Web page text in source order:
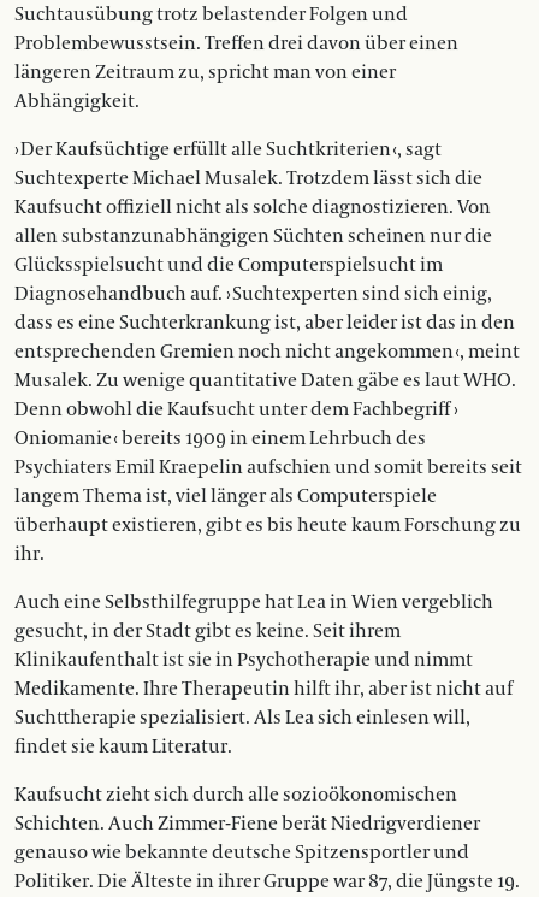
Suchtausübung trotz belastender Folgen und
Problembewusstsein. Treffen drei davon über einen
längeren Zeitraum zu, spricht man von einer
Abhängigkeit.
› Der Kaufsüchtige erfüllt alle Suchtkriterien ‹, sagt
Suchtexperte Michael Musalek. Trotzdem lässt sich die
Kaufsucht offiziell nicht als solche diagnostizieren. Von
allen substanzunabhängigen Süchten scheinen nur die
Glücksspielsucht und die Computerspielsucht im
Diagnosehandbuch auf. › Suchtexperten sind sich einig,
dass es eine Suchterkrankung ist, aber leider ist das in den
entsprechenden Gremien noch nicht angekommen ‹, meint
Musalek. Zu wenige quantitative Daten gäbe es laut WHO.
Denn obwohl die Kaufsucht unter dem Fachbegriff ›
Oniomanie ‹ bereits 1909 in einem Lehrbuch des
Psychiaters Emil Kraepelin aufschien und somit bereits seit
langem Thema ist, viel länger als Computerspiele
überhaupt existieren, gibt es bis heute kaum Forschung zu
ihr.
Auch eine Selbsthilfegruppe hat Lea in Wien vergeblich
gesucht, in der Stadt gibt es keine. Seit ihrem
Klinikaufenthalt ist sie in Psychotherapie und nimmt
Medikamente. Ihre Therapeutin hilft ihr, aber ist nicht auf
Suchttherapie spezialisiert. Als Lea sich einlesen will,
findet sie kaum Literatur.
Kaufsucht zieht sich durch alle sozioökonomischen
Schichten. Auch Zim­mer-Fiene berät Niedrigverdiener
genauso wie bekannte deutsche Spitzensportler und
Politiker. Die Ältes­te in ihrer Grup­pe war 87, die Jüngste 19.